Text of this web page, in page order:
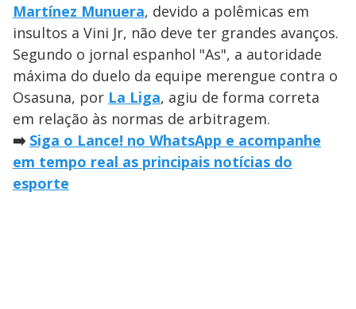
Martínez Munuera, devido a polêmicas em
insultos a Vini Jr, não deve ter grandes avanços.
Segundo o jornal espanhol "As", a autoridade
máxima do duelo da equipe merengue contra o
Osasuna, por La Liga, agiu de forma correta
em relação às normas de arbitragem.
➡️ Siga o Lance! no WhatsApp e acompanhe
em tempo real as principais notícias do
esporte